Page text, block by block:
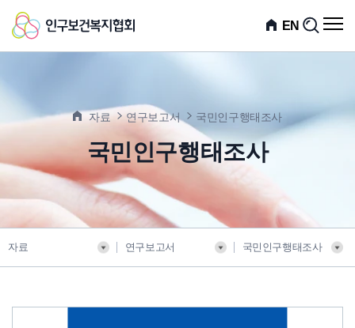
인
구
건
복
지
협
회
EN
검
전
메
자료
연구보고서 국민인구행태조사
국민인구행태조사
자료 연구보고서 국민인구행태조사